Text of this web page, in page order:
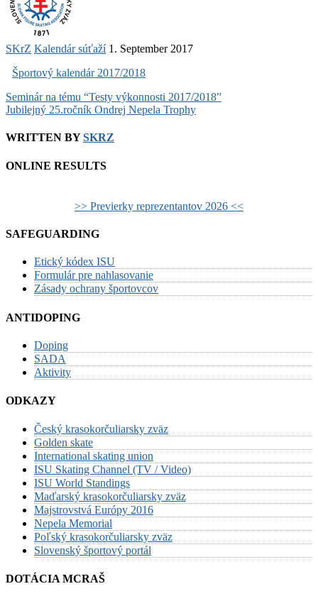
SKrZ Kalendár súťaží 1. September 2017
Športový kalendár 2017/2018
Post
navigation
Seminár na tému “Testy výkonnosti 2017/2018”
Jubilejný 25.ročník Ondrej Nepela Trophy
WRITTEN BYSKRZ
ONLINE RESULTS
>> Previerky reprezentantov 2026 <<
SAFEGUARDING
Etický kódex ISU
Formulár pre nahlasovanie
Zásady ochrany športovcov
ANTIDOPING
Doping
SADA
Aktivity
ODKAZY
Český krasokorčuliarsky zväz
Golden skate
International skating union
ISU Skating Channel (TV / Video)
ISU World Standings
Maďarský krasokorčuliarsky zväz
Majstrovstvá Európy 2016
Nepela Memorial
Poľský krasokorčuliarsky zväz
Slovenský športový portál
DOTÁCIA MCRAŠ